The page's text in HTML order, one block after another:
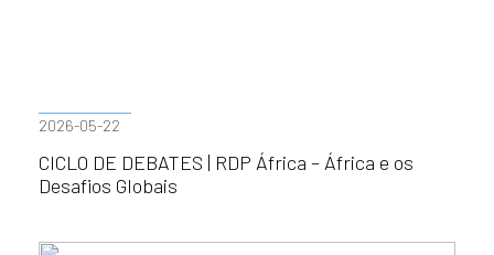
2026-05-22
CICLO DE DEBATES | RDP África – África e os
Desafios Globais